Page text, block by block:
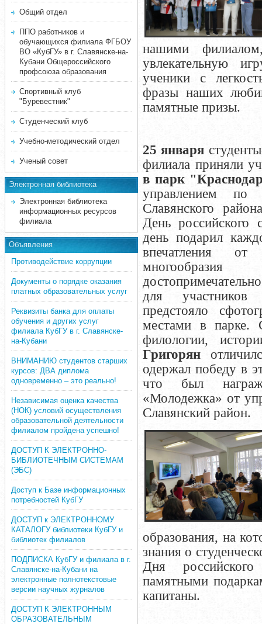
Общий отдел
ППО работников и
обучающихся филиала ФГБОУ
ВО «КубГУ» в г. Славянске-на-
Кубани Общероссийского
профсоюза образования
Спортивный клуб
"Буревестник"
Студенческий клуб
Учебно-методический отдел
Ученый совет
Электронная библиотека
Электронная библиотека
информационных ресурсов
филиала
Объявления
Противодействие коррупции
Документы о порядке оказания
платных образовательных услуг
Реквизиты банка для оплаты
обучения и других услуг
филиала КубГУ в г. Славянске-
на-Кубани
ВНИМАНИЮ студентов старших
курсов: ДВА диплома
одновременно – это реально!
Независимая оценка качества
(НОК) условий осуществления
образовательной деятельности
филиалом пройдена успешно!
ДОСТУП К ЭЛЕКТРОННО-
БИБЛИОТЕЧНЫМ СИСТЕМАМ
(ЭБС)
Доступ к Базе информационных
потребностей КубГУ
ДОСТУП к ЭЛЕКТРОННОМУ
КАТАЛОГУ библиотеки КубГУ и
библиотек филиалов
ПОДПИСКА КубГУ и филиала в г.
Славянске-на-Кубани на
электронные полнотекстовые
версии научных журналов
ДОСТУП К ЭЛЕКТРОННЫМ
ОБРАЗОВАТЕЛЬНЫМ
нашими
увлекательную
ученики с
фразы наших
памятные призы.
25 января
филиала приняли
в парк
управлением по
Славянского
День российского
день подарил
впечатления
для участников
предстояло
местами в парке.
филологии,
Григорян
одержал победу в
что был
«Молодежка» от
Славянский район.
образования, на
знания о
Дня
памятными
капитаны.